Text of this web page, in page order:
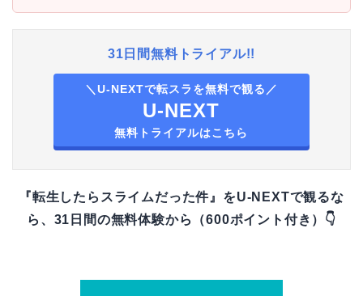
31日間無料トライアル!!
＼U-NEXTで転スラを無料で観る／
U-NEXT
無料トライアルはこちら
『転生したらスライムだった件』をU-NEXTで観るな
ら、31日間の無料体験から（600ポイント付き）👇